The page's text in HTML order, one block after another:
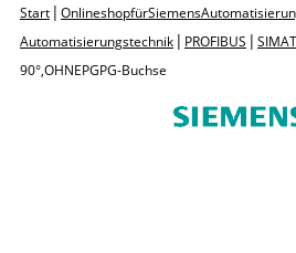
Start | Onlineshop für Siemens
Automatisierungstechnik | PROFIBUS |
90°,OHNE PG PG-Buchse